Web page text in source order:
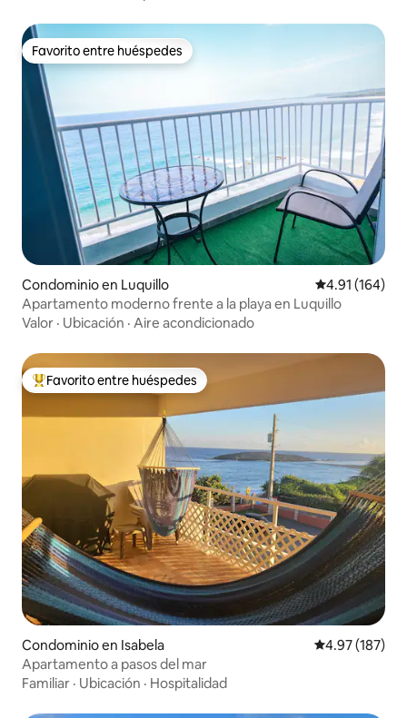
Favorito entre huéspedes
Favorito entre huéspedes
Condominio en Luquillo Calificación
4.91 (164)
Apartamento moderno frente a la playa en Luquillo
Valor · Ubicación · Aire acondicionado
De los mejores en Favorito entre huéspedes
Favorito entre huéspedes
Condominio en Isabela Calificación
4.97 (187)
Apartamento a pasos del mar
Familiar · Ubicación · Hospitalidad